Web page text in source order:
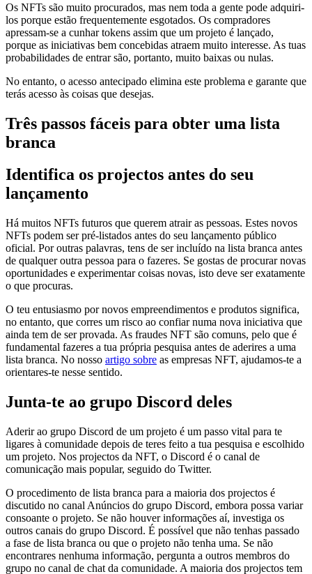
Os NFTs são muito procurados, mas nem toda a gente pode adquiri-
los porque estão frequentemente esgotados. Os compradores
apressam-se a cunhar tokens assim que um projeto é lançado,
porque as iniciativas bem concebidas atraem muito interesse. As tuas
probabilidades de entrar são, portanto, muito baixas ou nulas.
No entanto, o acesso antecipado elimina este problema e garante que
terás acesso às coisas que desejas.
Três passos fáceis para obter uma lista
branca
Identifica os projectos antes do seu
lançamento
Há muitos NFTs futuros que querem atrair as pessoas. Estes novos
NFTs podem ser pré-listados antes do seu lançamento público
oficial. Por outras palavras, tens de ser incluído na lista branca antes
de qualquer outra pessoa para o fazeres. Se gostas de procurar novas
oportunidades e experimentar coisas novas, isto deve ser exatamente
o que procuras.
O teu entusiasmo por novos empreendimentos e produtos significa,
no entanto, que corres um risco ao confiar numa nova iniciativa que
ainda tem de ser provada. As fraudes NFT são comuns, pelo que é
fundamental fazeres a tua própria pesquisa antes de aderires a uma
lista branca. No nosso artigo sobre as empresas NFT, ajudamos-te a
orientares-te nesse sentido.
Junta-te ao grupo Discord deles
Aderir ao grupo Discord de um projeto é um passo vital para te
ligares à comunidade depois de teres feito a tua pesquisa e escolhido
um projeto. Nos projectos da NFT, o Discord é o canal de
comunicação mais popular, seguido do Twitter.
O procedimento de lista branca para a maioria dos projectos é
discutido no canal Anúncios do grupo Discord, embora possa variar
consoante o projeto. Se não houver informações aí, investiga os
outros canais do grupo Discord. É possível que não tenhas passado
a fase de lista branca ou que o projeto não tenha uma. Se não
encontrares nenhuma informação, pergunta a outros membros do
grupo no canal de chat da comunidade. A maioria dos projectos tem